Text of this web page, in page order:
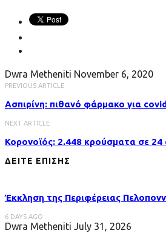
Dwra Metheniti November 6, 2020
PREVIOUS ARTICLE
Ασπιρίνη: πιθανό φάρμακο για
NEXT ARTICLE
Κορονοϊός: 2.448 κρούσματα σε
ΔΕΙΤΕ ΕΠΙΣΗΣ
Έκκληση της Περιφέρειας
6 DAYS AGO
Dwra Metheniti July 31, 2026